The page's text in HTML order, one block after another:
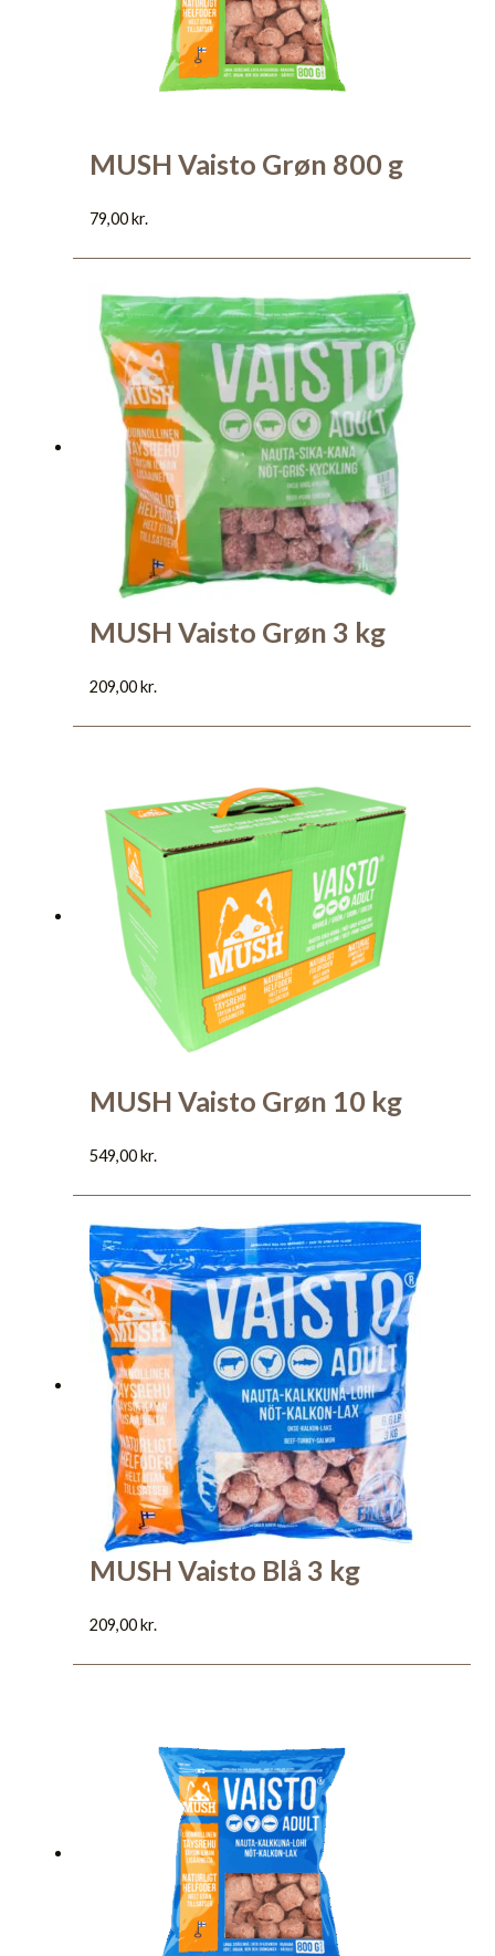
MUSH Vaisto Grøn 800 g
79,00kr.
MUSH Vaisto Grøn 3 kg
209,00 kr.
MUSH Vaisto Grøn 10 kg
549,00kr.
MUSH Vaisto Blå 3 kg
209,00kr.